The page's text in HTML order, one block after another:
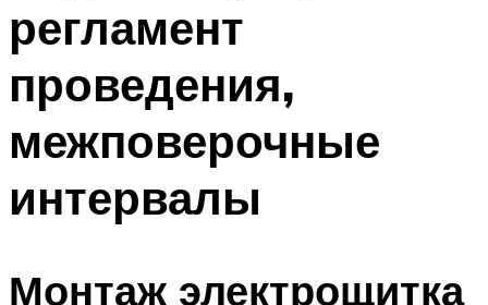
регламент
проведения,
межповерочные
интервалы
Монтаж электрощитка